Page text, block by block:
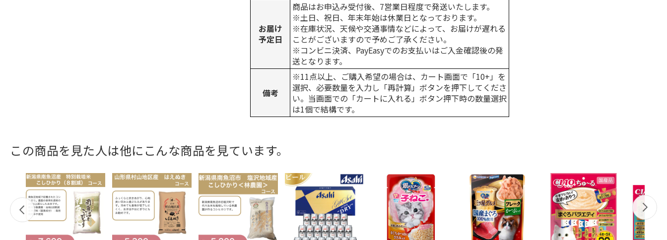
お届け
予定日
商品はお申込み受付後、7営業日程度で発送いたします。
※土日、祝日、年末年始は休業日となっております。
※在庫状況、天候や交通事情などによって、お届けが遅れる
ことがございますので予めご了承ください。
※コンビニ決済、PayEasyでのお支払いはご入金確認後の発
送となります。
備考
※11点以上、ご購入希望の場合は、カート画面で「10+」を
選択、必要数量を入力し「再計算」ボタンを押下してくださ
い。当画面での「カートに入れる」ボタン押下時の数量選択
は1個で結構です。
この商品を見た人は他にこんな商品を見ています。